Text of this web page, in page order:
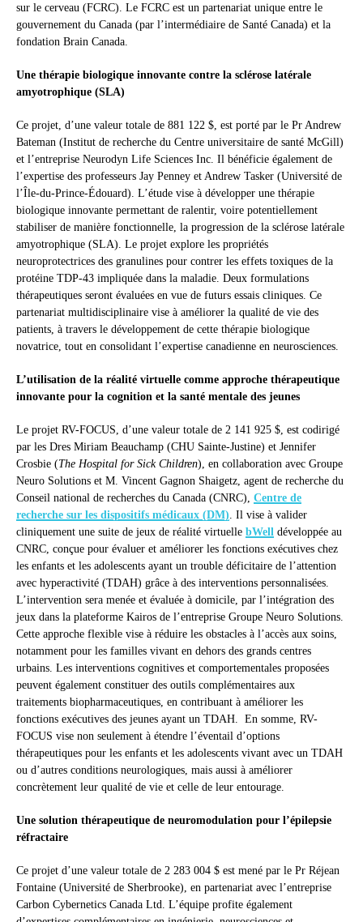
sur le cerveau (FCRC). Le FCRC est un partenariat unique entre le
gouvernement du Canada (par l’intermédiaire de Santé Canada) et la
fondation Brain Canada.
Une thérapie biologique innovante contre la sclérose latérale
amyotrophique (SLA)
Ce projet, d’une valeur totale de 881 122 $, est porté par le Pr Andrew
Bateman (Institut de recherche du Centre universitaire de santé McGill)
et l’entreprise Neurodyn Life Sciences Inc. Il bénéficie également de
l’expertise des professeurs Jay Penney et Andrew Tasker (Université de
l’Île-du-Prince-Édouard). L’étude vise à développer une thérapie
biologique innovante permettant de ralentir, voire potentiellement
stabiliser de manière fonctionnelle, la progression de la sclérose latérale
amyotrophique (SLA). Le projet explore les propriétés
neuroprotectrices des granulines pour contrer les effets toxiques de la
protéine TDP-43 impliquée dans la maladie. Deux formulations
thérapeutiques seront évaluées en vue de futurs essais cliniques. Ce
partenariat multidisciplinaire vise à améliorer la qualité de vie des
patients, à travers le développement de cette thérapie biologique
novatrice, tout en consolidant l’expertise canadienne en neurosciences.
L’utilisation de la réalité virtuelle comme approche thérapeutique
innovante pour la cognition et la santé mentale des jeunes
Le projet RV-FOCUS, d’une valeur totale de 2 141 925 $, est codirigé
par les Dres Miriam Beauchamp (CHU Sainte-Justine) et Jennifer
Crosbie (The Hospital for Sick Children), en collaboration avec Groupe
Neuro Solutions et M. Vincent Gagnon Shaigetz, agent de recherche du
Conseil national de recherches du Canada (CNRC), Centre de
recherche sur les dispositifs médicaux (DM) . Il vise à valider
cliniquement une suite de jeux de réalité virtuelle bWell développée au
CNRC, conçue pour évaluer et améliorer les fonctions exécutives chez
les enfants et les adolescents ayant un trouble déficitaire de l’attention
avec hyperactivité (TDAH) grâce à des interventions personnalisées.
L’intervention sera menée et évaluée à domicile, par l’intégration des
jeux dans la plateforme Kairos de l’entreprise Groupe Neuro Solutions.
Cette approche flexible vise à réduire les obstacles à l’accès aux soins,
notamment pour les familles vivant en dehors des grands centres
urbains. Les interventions cognitives et comportementales proposées
peuvent également constituer des outils complémentaires aux
traitements biopharmaceutiques, en contribuant à améliorer les
fonctions exécutives des jeunes ayant un TDAH. En somme, RV-
FOCUS vise non seulement à étendre l’éventail d’options
thérapeutiques pour les enfants et les adolescents vivant avec un TDAH
ou d’autres conditions neurologiques, mais aussi à améliorer
concrètement leur qualité de vie et celle de leur entourage.
Une solution thérapeutique de neuromodulation pour l’épilepsie
réfractaire
Ce projet d’une valeur totale de 2 283 004 $ est mené par le Pr Réjean
Fontaine (Université de Sherbrooke), en partenariat avec l’entreprise
Carbon Cybernetics Canada Ltd. L’équipe profite également